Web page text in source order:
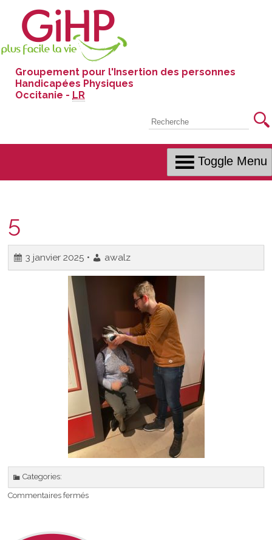
Groupement pour l'Insertion des personnes
Handicapées Physiques
Occitanie - LR
Recherche
Toggle Menu
5
3 janvier 2025 • awalz
Categories:
Commentaires ferméssur